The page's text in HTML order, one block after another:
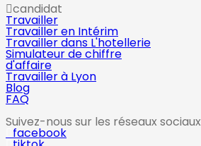
candidat
Travailler
Travailler en Intérim
Travailler dans L'hotellerie
Simulateur de chiffre
d'affaire
Travailler à Lyon
Blog
FAQ
Suivez-nous sur les réseaux sociaux
facebook